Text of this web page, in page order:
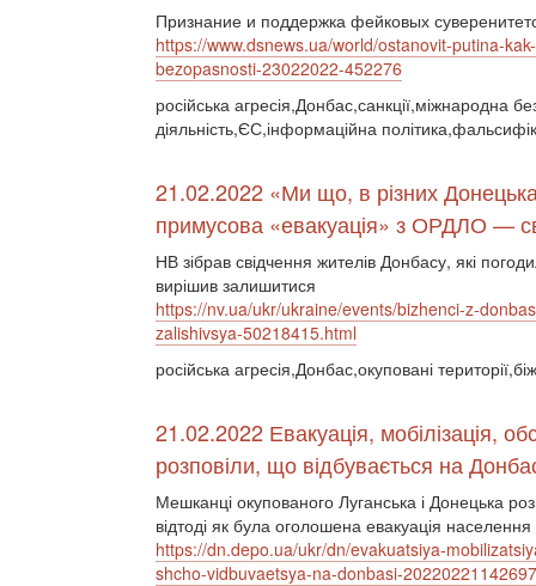
Признание и поддержка фейковых
https://www.dsnews.ua/world/ostanovit-putina-
bezopasnosti-23022022-452276
російська агресія,Донбас,санкції,міжнародна
діяльність,ЄС,інформаційна
21.02.2022 «Ми що, в різних
примусова «евакуація» з ОРДЛО —
НВ зібрав свідчення жителів Донбасу, які
вирішив залишитися
https://nv.ua/ukr/ukraine/events/bizhenci-z-
zalishivsya-50218415.html
російська агресія,Донбас,окуповані
21.02.2022 Евакуація, мобілізація,
розповіли, що відбувається на
Мешканці окупованого Луганська і Донецька
відтоді як була оголошена евакуація населення
https://dn.depo.ua/ukr/dn/evakuatsiya-
shcho-vidbuvaetsya-na-donbasi-